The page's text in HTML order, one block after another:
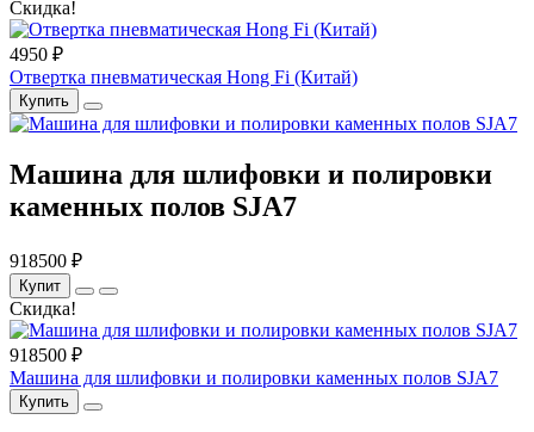
Скидка!
4950 ₽
Отвертка пневматическая Hong Fi (Китай)
Купить
Машина для шлифовки и полировки
каменных полов SJA7
918500 ₽
Купит
Скидка!
918500 ₽
Машина для шлифовки и полировки каменных полов SJA7
Купить